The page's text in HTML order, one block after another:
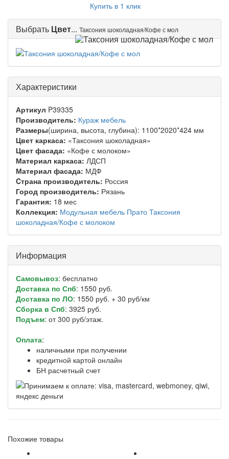
Купить в 1 клик
Выбрать Цвет... Таксония шоколадная/Кофе с мол
Характеристики
Артикул P39335
Производитель: Кураж мебель
Размеры(ширина, высота, глубина): 1100*2020*424 мм
Цвет каркаса: «Таксония шоколадная»
Цвет фасада: «Кофе с молоком»
Материал каркаса: ЛДСП
Материал фасада: МДФ
Cтрана производитель: Россия
Город производитель: Рязань
Гарантия: 18 мес
Коллекция: Модульная мебель Прато Таксония
шоколадная/Кофе с молоком
Информация
Самовывоз: бесплатно
Доставка по Спб: 1550 руб.
Доставка по ЛО: 1550 руб. + 30 руб/км
Сборка в Спб: 3925 руб.
Подъем: от 300 руб/этаж.
Оплата:
наличными при получении
кредитной картой онлайн
БН расчетный счет
Похожие товары